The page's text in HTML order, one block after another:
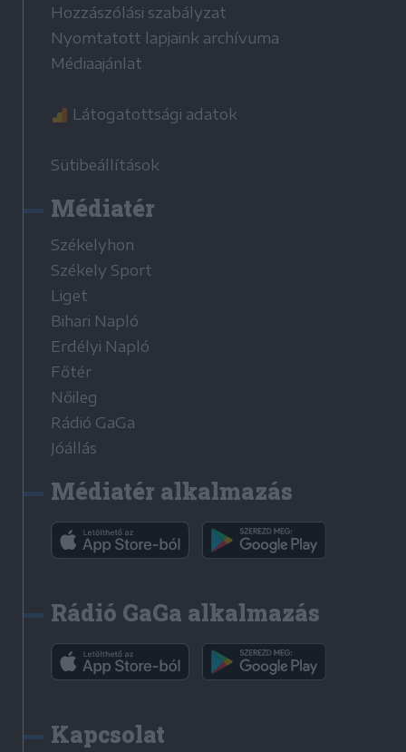
Hozzászólási szabályzat
Nyomtatott lapjaink archívuma
Médiaajánlat
Látogatottsági adatok
Sütibeállítások
Médiatér
Székelyhon
Székely Sport
Liget
Bihari Napló
Erdélyi Napló
Főtér
Nőileg
Rádió GaGa
Jóállás
Médiatér alkalmazás
Rádió GaGa alkalmazás
Kapcsolat